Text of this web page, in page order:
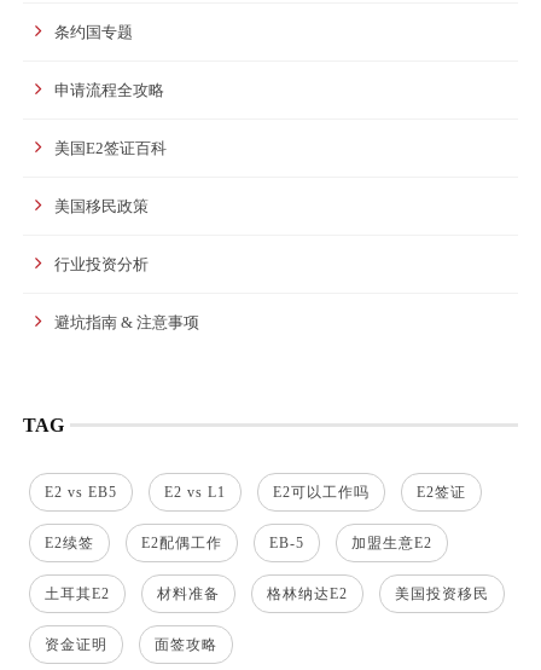
条约国专题
申请流程全攻略
美国E2签证百科
美国移民政策
行业投资分析
避坑指南 & 注意事项
TAG
E2 vs EB5 E2 vs L1 E2可以工作吗 E2签证
E2续签 E2配偶工作 EB-5 加盟生意E2
土耳其E2 材料准备 格林纳达E2 美国投资移民
资金证明 面签攻略